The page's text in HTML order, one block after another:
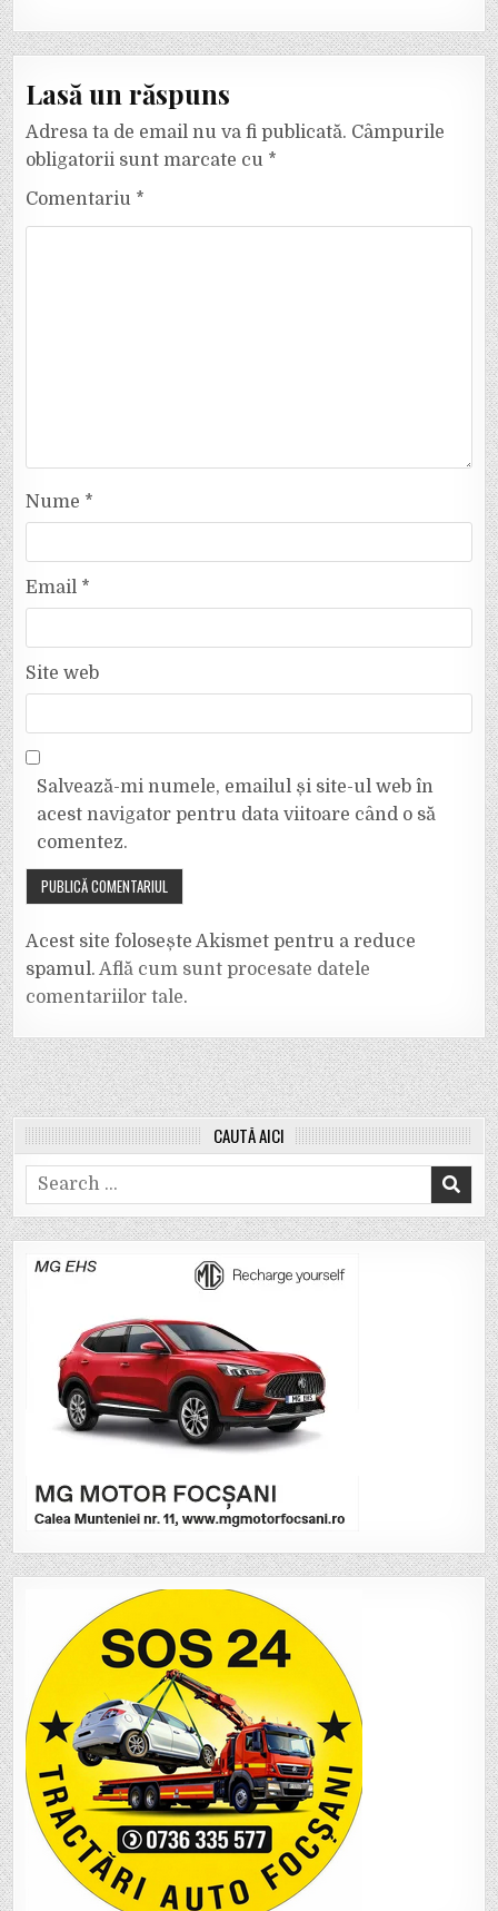
Lasă un răspuns
Adresa ta de email nu va fi publicată. Câmpurile
obligatorii sunt marcate cu *
Comentariu *
Nume *
Email *
Site web
Salvează-mi numele, emailul și site-ul web în
acest navigator pentru data viitoare când o să
comentez.
Acest site folosește Akismet pentru a reduce
spamul.Află cum sunt procesate datele
comentariilor tale.
CAUTĂ AICI
Search
for: